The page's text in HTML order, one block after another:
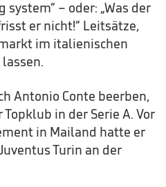
system“ – oder: „Was der
er nicht!“ Leitsätze,
im italienischen
Antonio Conte beerben,
in der Serie A. Vor
in Mailand hatte er
Turin an der